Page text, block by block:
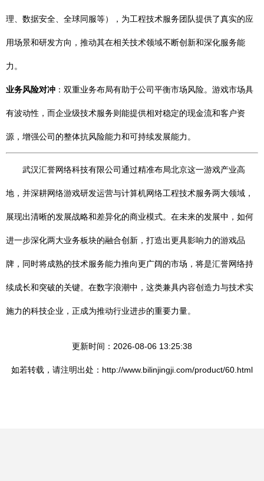
理、数据安全、全球同服等），为工程技术服务团队提供了真实的应
用场景和研发方向，推动其在相关技术领域不断创新和深化服务能
力。
业务风险对冲 ：双重业务布局有助于公司平衡市场风险。游戏市场具
有波动性，而企业级技术服务则能提供相对稳定的现金流和客户资
源，增强公司的整体抗风险能力和可持续发展能力。
武汉汇誉网络科技有限公司通过精准布局北京这一游戏产业高
地，并深耕网络游戏研发运营与计算机网络工程技术服务两大领域，
展现出清晰的发展战略和差异化的商业模式。在未来的发展中，如何
进一步深化两大业务板块的融合创新，打造出更具影响力的游戏品
牌，同时将成熟的技术服务能力推向更广阔的市场，将是汇誉网络持
续成长和突破的关键。在数字浪潮中，这类兼具内容创造力与技术实
施力的科技企业，正成为推动行业进步的重要力量。
更新时间：2026-08-06 13:25:38
如若转载，请注明出处：http://www.bilinjingji.com/product/60.html